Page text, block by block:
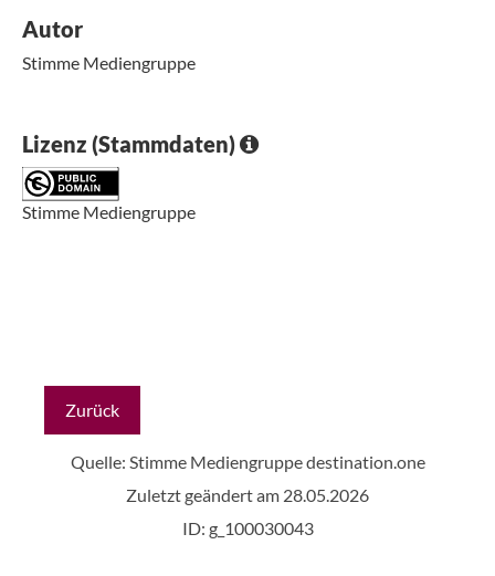
Autor
Stimme Mediengruppe
Lizenz (Stammdaten)
Stimme Mediengruppe
Zurück
Quelle: Stimme Mediengruppedestination.one
Zuletzt geändert am 28.05.2026
ID: g_100030043